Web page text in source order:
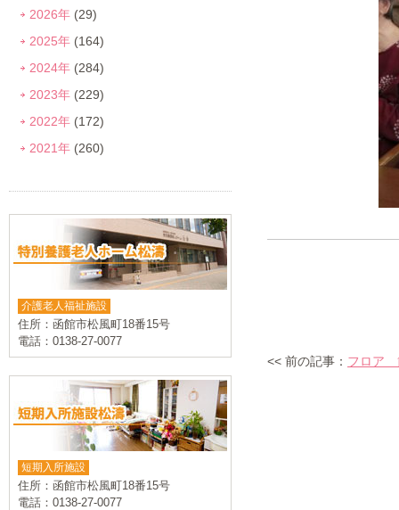
<< 前の記事： フロア
2026年 (29)
2025年 (164)
2024年 (284)
2023年 (229)
2022年 (172)
2021年 (260)
介護老人福祉施設
住所：函館市松風町18番15号
電話：0138-27-0077
短期入所施設
住所：函館市松風町18番15号
電話：0138-27-0077